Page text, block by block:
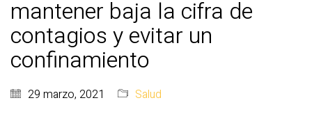
mantener baja la cifra de
contagios y evitar un
confinamiento
29 marzo, 2021 Salud